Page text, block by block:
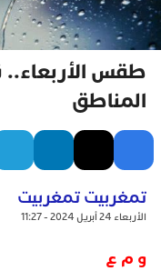
طقس الأربعاء..
المناطق
تمغربيت تمغربيت
الأربعاء 24 أبريل 2024 - 11:27
و م ع